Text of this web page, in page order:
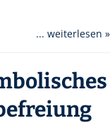
... weiterlesen »